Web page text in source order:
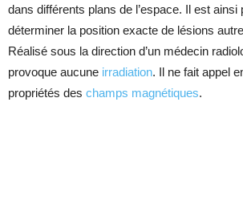
dans différents plans de l’espace. Il est ainsi
déterminer la position exacte de lésions
Réalisé sous la direction d’un médecin
provoque aucune irradiation. Il ne fait appel
propriétés des champs magnétiques.